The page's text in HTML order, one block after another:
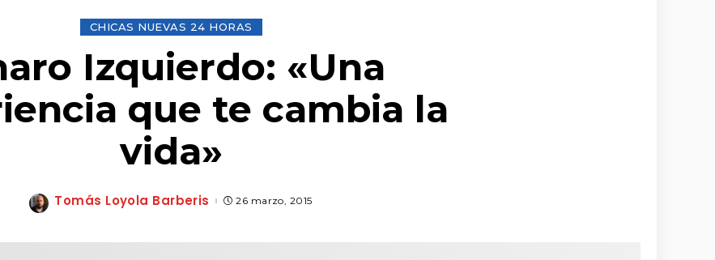
CHICAS NUEVAS 24 HORAS
Izquierdo: «Una
que te cambia la
vida»
Posted
Tomás Loyola Barberis 26 marzo, 2015